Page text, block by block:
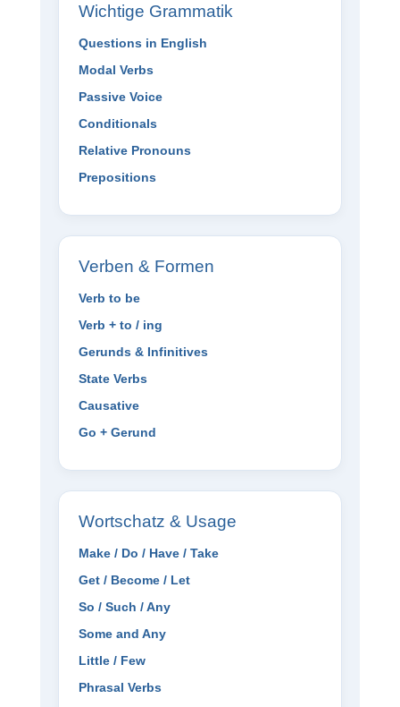
Wichtige Grammatik
Questions in English
Modal Verbs
Passive Voice
Conditionals
Relative Pronouns
Prepositions
Verben & Formen
Verb to be
Verb + to / ing
Gerunds & Infinitives
State Verbs
Causative
Go + Gerund
Wortschatz & Usage
Make / Do / Have / Take
Get / Become / Let
So / Such / Any
Some and Any
Little / Few
Phrasal Verbs